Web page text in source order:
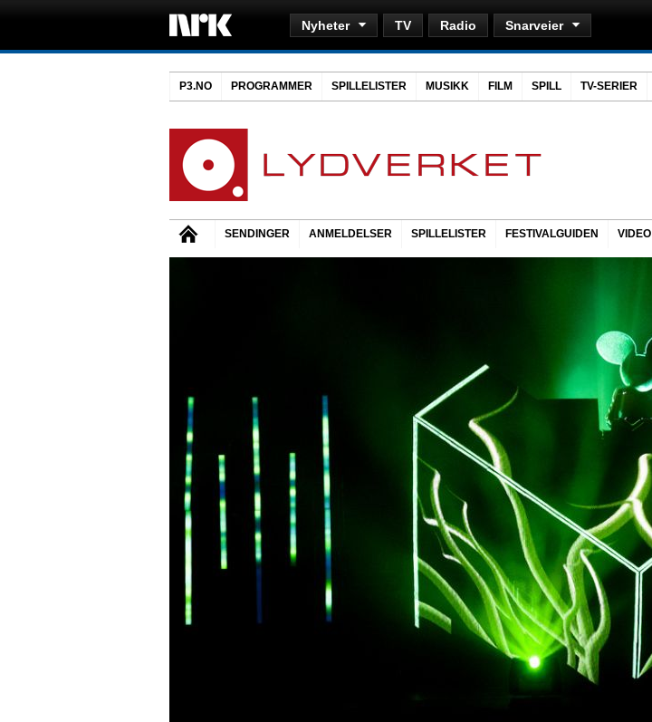
Nyheter TV Radio Snarveier
P3.NO PROGRAMMER SPILLELISTER MUSIKK FILM SPILL TV-SERIER
SENDINGER ANMELDELSER SPILLELISTER FESTIVALGUIDEN VIDEO